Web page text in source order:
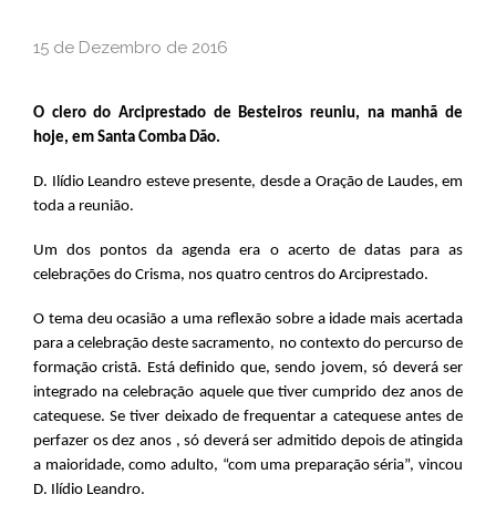
15 de Dezembro de 2016
O clero do Arciprestado de Besteiros reuniu, na manhã de
hoje, em Santa Comba Dão.
D. Ilídio Leandro esteve presente, desde a Oração de Laudes, em
toda a reunião.
Um dos pontos da agenda era o acerto de datas para as
celebrações do Crisma, nos quatro centros do Arciprestado.
O tema deu ocasião a uma reflexão sobre a idade mais acertada
para a celebração deste sacramento, no contexto do percurso de
formação cristã. Está definido que, sendo jovem, só deverá ser
integrado na celebração aquele que tiver cumprido dez anos de
catequese. Se tiver deixado de frequentar a catequese antes de
perfazer os dez anos , só deverá ser admitido depois de atingida
a maioridade, como adulto, “com uma preparação séria”, vincou
D. Ilídio Leandro.